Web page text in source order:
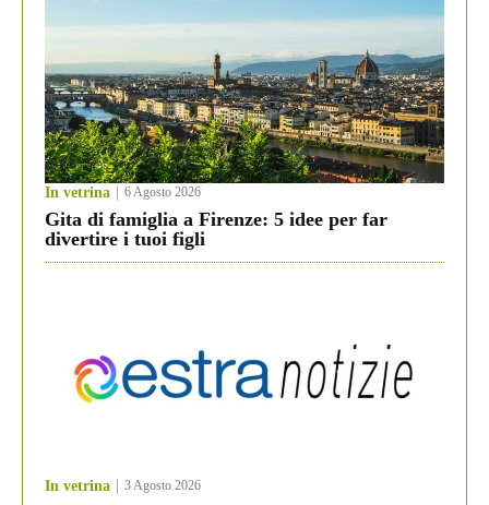
In vetrina 6 Agosto 2026
Gita di famiglia a Firenze: 5 idee per far
divertire i tuoi figli
In vetrina 3 Agosto 2026